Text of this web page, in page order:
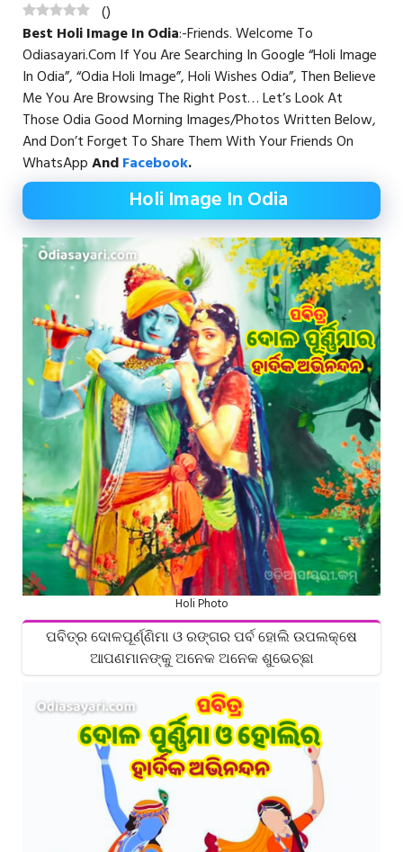
()
Best Holi Image In Odia:-Friends. Welcome To
Odiasayari.com If You Are Searching In Google “Holi Image
In Odia”, “odia Holi Image”, Holi Wishes Odia”, Then Believe
Me You Are Browsing The Right Post… Let’s Look At
Those Odia Good Morning Images/Photos Written Below,
And Don’t Forget To Share Them With Your Friends On
WhatsAppAndFacebook.
Holi Image In Odia
Holi Photo
ପବିତ୍ର ଦୋଳପୂର୍ଣ୍ଣିମା ଓ ରଙ୍ଗର ପର୍ବ ହୋଲି ଉପଲକ୍ଷେ
ଆପଣମାନଙ୍କୁ ଅନେକ ଅନେକ ଶୁଭେଚ୍ଛା